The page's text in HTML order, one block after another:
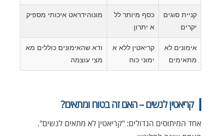
קניית סוגים
יקרים
כסף מיותר לל
א יתרון
מונוהידראט איכותי מספיק
אימונים לא
מתאימים
קריאטין ללא א
ימוני כוח
ודא שהאימונים כוללים מא
מצי עוצמה
קריאטין לנשים – האם זה בטוח ומתאים?
אחד המיתוסים הגדולים: "קריאטין לא מתאים לנשים".